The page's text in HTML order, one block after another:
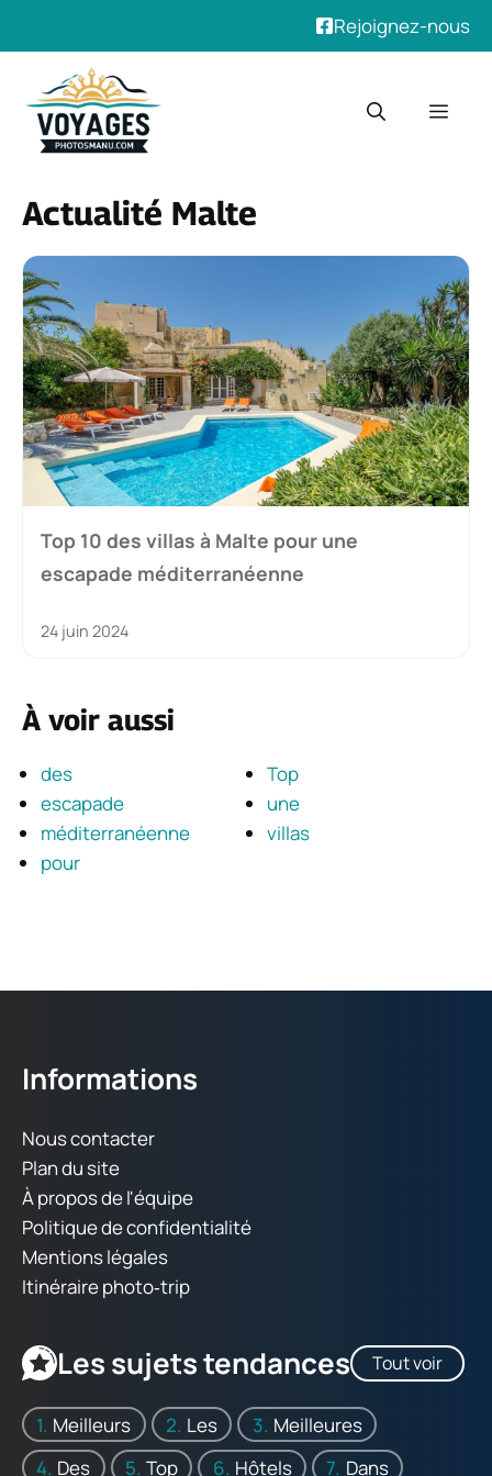
Rejoignez-nous
contenu
Actualité Malte
Top 10 des villas à Malte pour une
escapade méditerranéenne
24 juin 2024
À voir aussi
des
escapade
méditerranéenne
pour
Top
une
villas
Informations
Nous contacter
Plan du site
À propos de l'équipe
Politique de confidentialité
Mentions légales
Itinéraire photo‑trip
Les sujets tendances Tout voir
Meilleurs Les
Meilleures
Des
Top Hôtels Dans